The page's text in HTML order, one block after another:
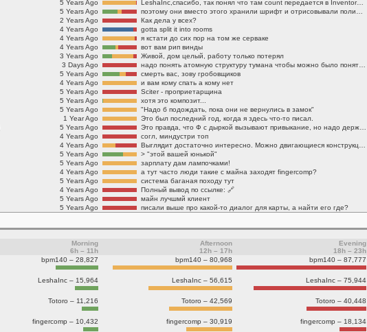
5 Years Ago
LeshaInc,спасибо, так понял что там count передается в InventoryUtils а что происходит дальше я уже узнавать боюсь
5 Years Ago
2 Years Ago
Как дела у всех?
4 Years Ago
gotta split it into rooms
4 Years Ago
я кстати до сих пор на том же серваке
4 Years Ago
вот вам рип винды
3 Years Ago
Живой, дом целый, работу только потерял
3 Days Ago
5 Years Ago
смерть вас, зову гробовщиков
4 Years Ago
и вам кому спать а кому нет
5 Years Ago
Sciter - проприетарщина
5 Years Ago
хотя это композит...
5 Years Ago
"Надо б подождать, пока они не вернулись в замок"
1 Year Ago
Это был последний год, когда я здесь что-то писал.
5 Years Ago
4 Years Ago
согл, миндустри топ
4 Years Ago
5 Years Ago
> "этой вашей юнькой"
5 Years Ago
зарплату дам лампочками!
4 Years Ago
а тут часто люди такие с майна заходят fingercomp?
5 Years Ago
система баганая походу тут
4 Years Ago
Полный вывод по ссылке: 🔗
5 Years Ago
майн лучшмй клиент
5 Years Ago писали выше про какой-то диалог для карты, а найти его где?
Morning
6h – 11h
Afternoon
12h – 17h
Evening
18h – 23h
bpm140 – 28,827 bpm140 – 80,968 bpm140 – 87,777
LeshaInc – 15,964 LeshaInc – 56,615 LeshaInc – 75,944
Totoro – 11,216 Totoro – 42,569 Totoro – 40,448
fingercomp – 10,432 fingercomp – 30,919 fingercomp – 18,134